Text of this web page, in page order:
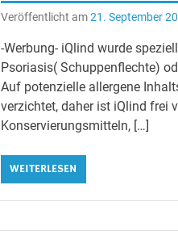
Veröffentlicht am21. September
-Werbung- iQlind wurde
Psoriasis( Schuppenflechte)
Auf potenzielle allergene
verzichtet, daher ist iQlind frei
Konservierungsmitteln, […]
WEITERLESEN